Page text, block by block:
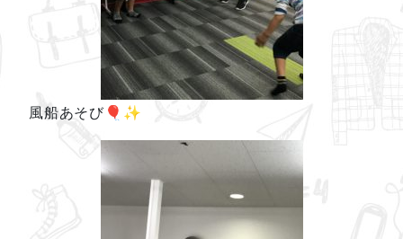
風船あそび🎈✨